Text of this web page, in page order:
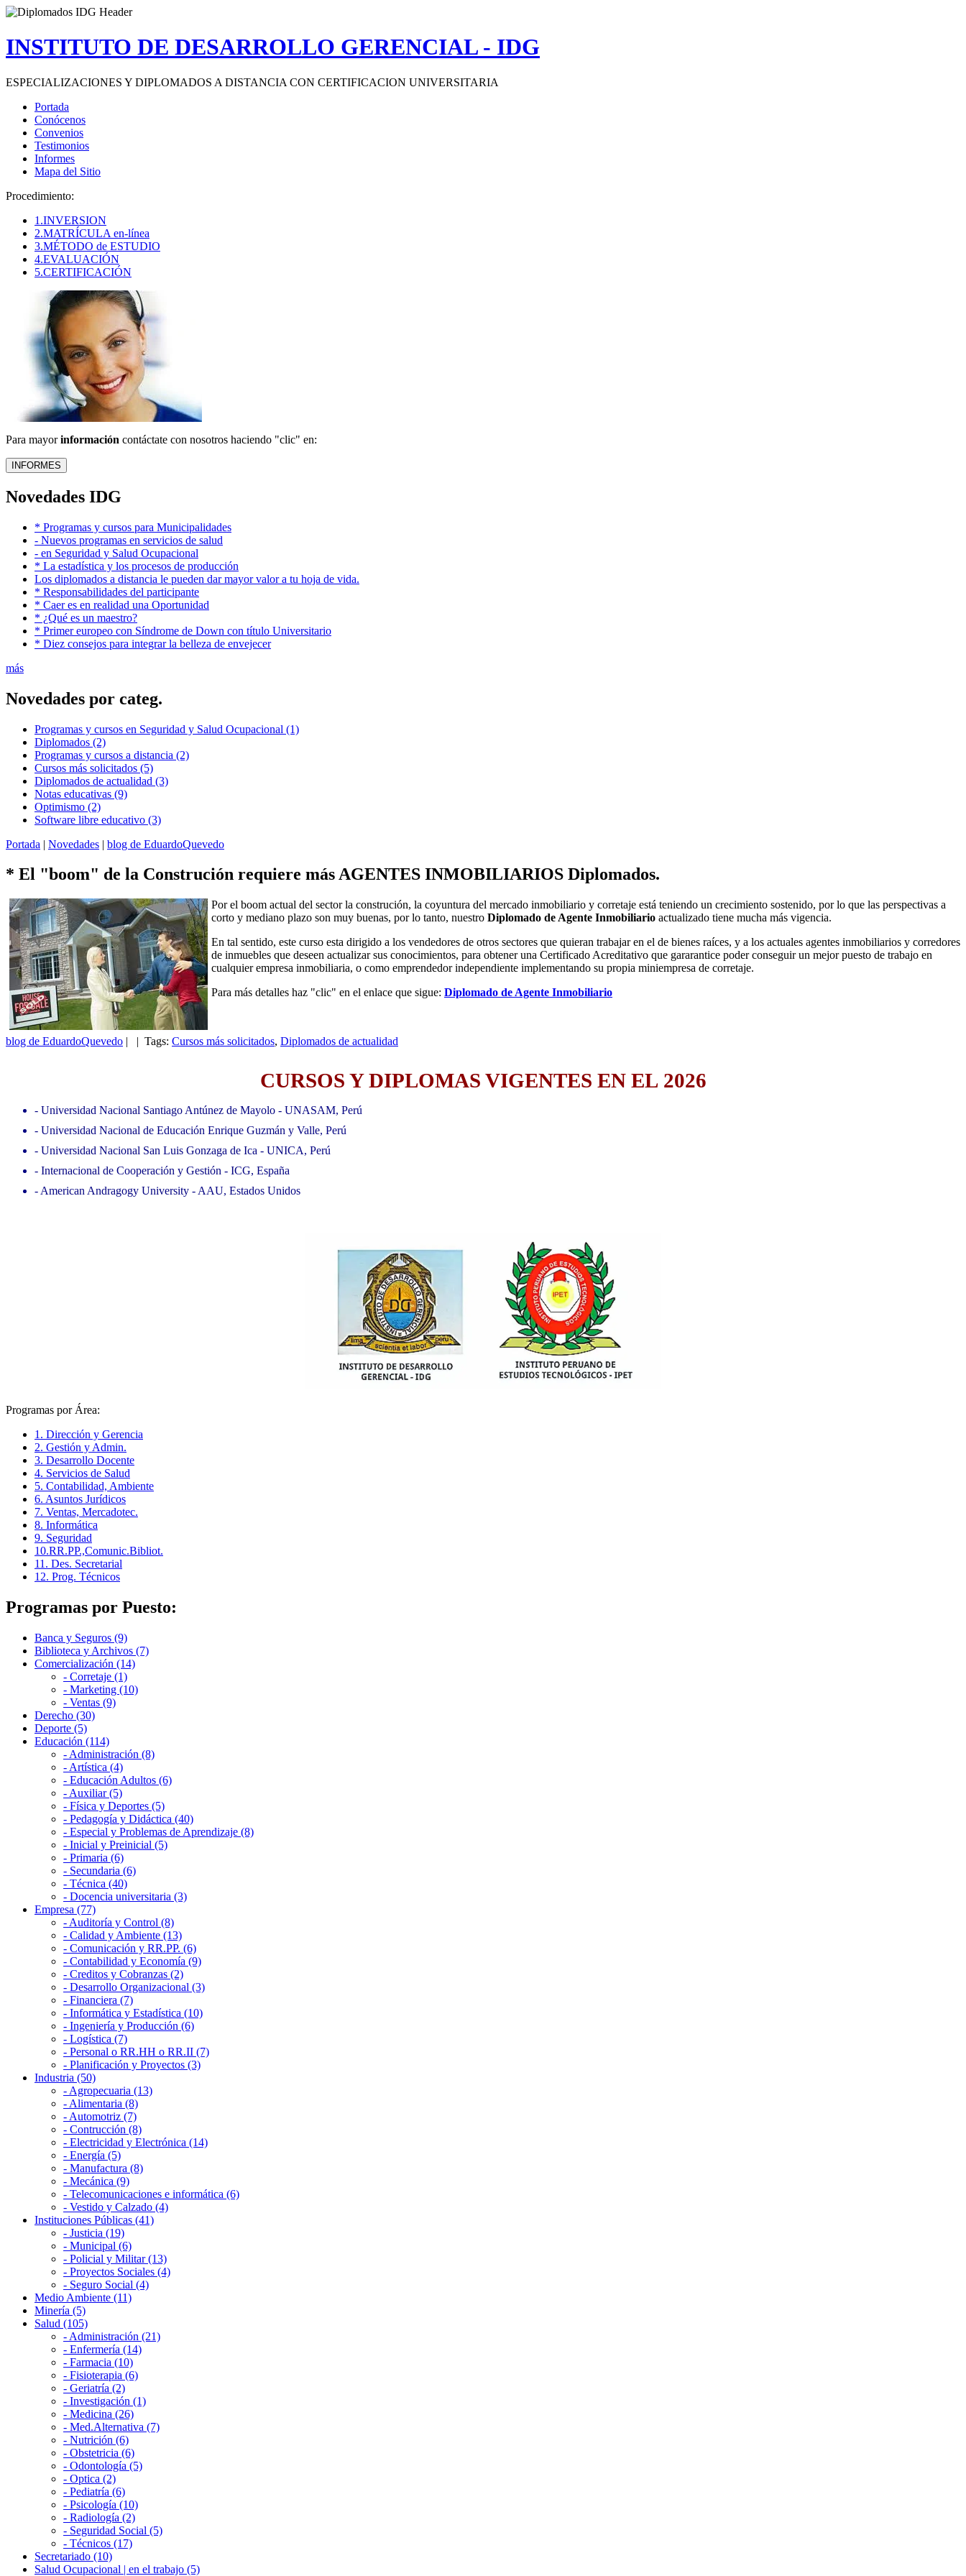
INSTITUTO DE DESARROLLO GERENCIAL - IDG
ESPECIALIZACIONES Y DIPLOMADOS A DISTANCIA CON CERTIFICACION UNIVERSITARIA
Portada
Conócenos
Convenios
Testimonios
Informes
Mapa del Sitio
Procedimiento:
1.INVERSION
2.MATRÍCULA en-línea
3.MÉTODO de ESTUDIO
4.EVALUACIÓN
5.CERTIFICACIÓN
Para mayorinformación contáctate con nosotros haciendo "clic" en:
Novedades IDG
* Programas y cursos para Municipalidades
- Nuevos programas en servicios de salud
- en Seguridad y Salud Ocupacional
* La estadística y los procesos de producción
Los diplomados a distancia le pueden dar mayor valor a tu hoja de vida.
* Responsabilidades del participante
* Caer es en realidad una Oportunidad
* ¿Qué es un maestro?
* Primer europeo con Síndrome de Down con título Universitario
* Diez consejos para integrar la belleza de envejecer
más
Novedades por categ.
Programas y cursos en Seguridad y Salud Ocupacional (1)
Diplomados (2)
Programas y cursos a distancia (2)
Cursos más solicitados (5)
Diplomados de actualidad (3)
Notas educativas (9)
Optimismo (2)
Software libre educativo (3)
Portada | Novedades | blog de EduardoQuevedo
* El "boom" de la Construción requiere más AGENTES INMOBILIARIOS Diplomados.
Por el boom actual del sector la construción, la coyuntura del mercado inmobiliario y corretaje está teniendo un crecimiento sostenido, por lo que las perspectivas a
corto y mediano plazo son muy buenas, por lo tanto, nuestro Diplomado de Agente Inmobiliario actualizado tiene mucha más vigencia.
En tal sentido, este curso esta dirigido a los vendedores de otros sectores que quieran trabajar en el de bienes raíces, y a los actuales agentes inmobiliarios y corredores
de inmuebles que deseen actualizar sus conocimientos, para obtener una Certificado Acreditativo que gararantice poder conseguir un mejor puesto de trabajo en
cualquier empresa inmobiliaria, o como emprendedor independiente implementando su propia miniempresa de corretaje.
Para más detalles haz "clic" en el enlace que sigue: Diplomado de Agente Inmobiliario
blog de EduardoQuevedo | | Tags: Cursos más solicitados, Diplomados de actualidad
CURSOS Y DIPLOMAS VIGENTES EN EL 2026
- Universidad Nacional Santiago Antúnez de Mayolo - UNASAM, Perú
- Universidad Nacional de Educación Enrique Guzmán y Valle, Perú
- Universidad Nacional San Luis Gonzaga de Ica - UNICA, Perú
- Internacional de Cooperación y Gestión - ICG, España
- American Andragogy University - AAU, Estados Unidos
Programas por Área:
1. Dirección y Gerencia
2. Gestión y Admin.
3. Desarrollo Docente
4. Servicios de Salud
5. Contabilidad, Ambiente
6. Asuntos Jurídicos
7. Ventas, Mercadotec.
8. Informática
9. Seguridad
10.RR.PP.,Comunic.Bibliot.
11. Des. Secretarial
12. Prog. Técnicos
Programas por Puesto:
Banca y Seguros (9)
Biblioteca y Archivos (7)
Comercialización (14)
- Corretaje (1)
- Marketing (10)
- Ventas (9)
Derecho (30)
Deporte (5)
Educación (114)
- Administración (8)
- Artística (4)
- Educación Adultos (6)
- Auxiliar (5)
- Física y Deportes (5)
- Pedagogía y Didáctica (40)
- Especial y Problemas de Aprendizaje (8)
- Inicial y Preinicial (5)
- Primaria (6)
- Secundaria (6)
- Técnica (40)
- Docencia universitaria (3)
Empresa (77)
- Auditoría y Control (8)
- Calidad y Ambiente (13)
- Comunicación y RR.PP. (6)
- Contabilidad y Economía (9)
- Creditos y Cobranzas (2)
- Desarrollo Organizacional (3)
- Financiera (7)
- Informática y Estadística (10)
- Ingeniería y Producción (6)
- Logística (7)
- Personal o RR.HH o RR.II (7)
- Planificación y Proyectos (3)
Industria (50)
- Agropecuaria (13)
- Alimentaria (8)
- Automotriz (7)
- Contrucción (8)
- Electricidad y Electrónica (14)
- Energía (5)
- Manufactura (8)
- Mecánica (9)
- Telecomunicaciones e informática (6)
- Vestido y Calzado (4)
Instituciones Públicas (41)
- Justicia (19)
- Municipal (6)
- Policial y Militar (13)
- Proyectos Sociales (4)
- Seguro Social (4)
Medio Ambiente (11)
Minería (5)
Salud (105)
- Administración (21)
- Enfermería (14)
- Farmacia (10)
- Fisioterapia (6)
- Geriatría (2)
- Investigación (1)
- Medicina (26)
- Med.Alternativa (7)
- Nutrición (6)
- Obstetricia (6)
- Odontología (5)
- Optica (2)
- Pediatría (6)
- Psicología (10)
- Radiología (2)
- Seguridad Social (5)
- Técnicos (17)
Secretariado (10)
Salud Ocupacional | en el trabajo (5)